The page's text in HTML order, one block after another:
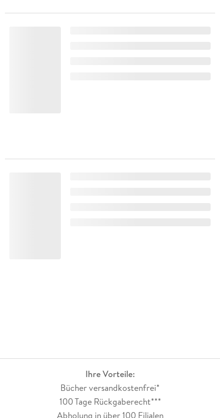
Ihre Vorteile:
Bücher versandkostenfrei*
100 Tage Rückgaberecht***
Abholung in über 100 Filialen